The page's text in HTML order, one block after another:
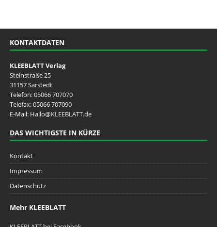
KONTAKTDATEN
KLEEBLATT Verlag
Steinstraße 25
31157 Sarstedt
Telefon:05066 707070
Telefax: 05066 707090
E-Mail: Hallo@KLEEBLATT.de
DAS WICHTIGSTE IN KÜRZE
Kontakt
Impressum
Datenschutz
Mehr KLEEBLATT